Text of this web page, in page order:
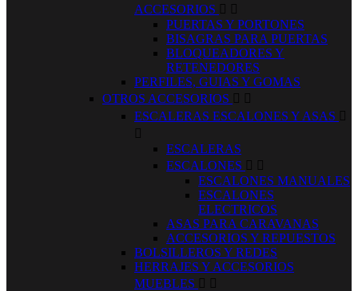
ACCESORIOS  
PUERTAS Y PORTONES
BISAGRAS PARA PUERTAS
BLOQUEADORES Y
RETENEDORES
PERFILES, GUIAS Y GOMAS
OTROS ACCESORIOS  
ESCALERAS ESCALONES Y ASAS 

ESCALERAS
ESCALONES  
ESCALONES MANUALES
ESCALONES
ELECTRICOS
ASAS PARA CARAVANAS
ACCESORIOS Y REPUESTOS
BOLSILLEROS Y REDES
HERRAJES Y ACCESORIOS
MUEBLES  